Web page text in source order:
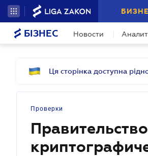
БІЗНЕС Новости
Ця сторінка доступна
Проверки